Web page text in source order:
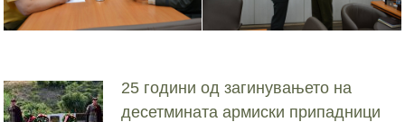
25 години од загинувањето на
десетмината армиски припадници